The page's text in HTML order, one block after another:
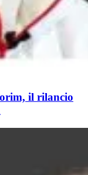
il rilancio